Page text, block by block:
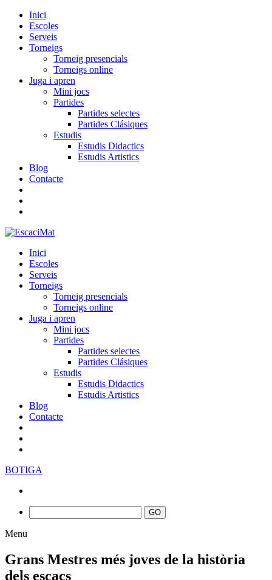
Inici
Escoles
Serveis
Torneigs
Torneig presencials
Torneigs online
Juga i apren
Mini jocs
Partides
Partides selectes
Partides Clásiques
Estudis
Estudis Didactics
Estudis Artistics
Blog
Contacte
Inici
Escoles
Serveis
Torneigs
Torneig presencials
Torneigs online
Juga i apren
Mini jocs
Partides
Partides selectes
Partides Clásiques
Estudis
Estudis Didactics
Estudis Artistics
Blog
Contacte
BOTIGA
Menu
Grans Mestres més joves de la història
dels escacs